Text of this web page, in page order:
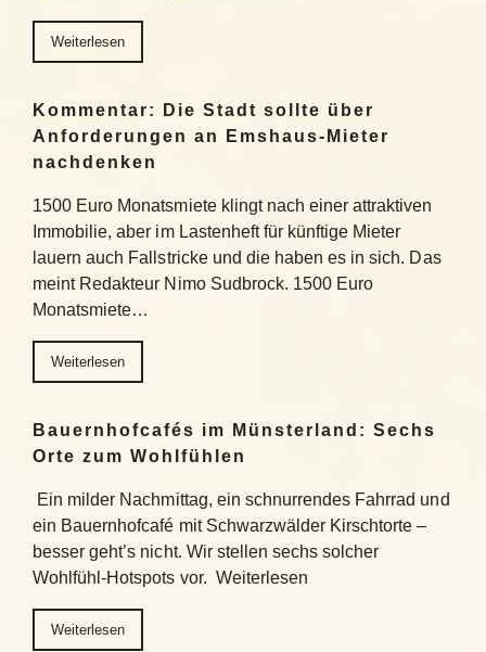
Weiterlesen
Kommentar: Die Stadt sollte über
Anforderungen an Emshaus-Mieter
nachdenken
1500 Euro Monatsmiete klingt nach einer attraktiven
Immobilie, aber im Lastenheft für künftige Mieter
lauern auch Fallstricke und die haben es in sich. Das
meint Redakteur Nimo Sudbrock. 1500 Euro
Monatsmiete…
Weiterlesen
Bauernhofcafés im Münsterland: Sechs
Orte zum Wohlfühlen
Ein milder Nachmittag, ein schnurrendes Fahrrad und
ein Bauernhofcafé mit Schwarzwälder Kirschtorte –
besser geht’s nicht. Wir stellen sechs solcher
Wohlfühl-Hotspots vor. Weiterlesen
Weiterlesen